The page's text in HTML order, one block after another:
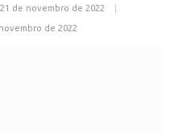
21 de novembro de 2022
de 2022